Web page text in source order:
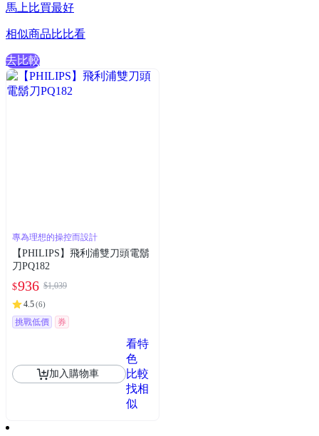
馬上比買最好
相似商品比比看
去比較
專為理想的操控而設計
【PHILIPS】飛利浦雙刀頭電鬍
刀PQ182
$936 $1,039
4.5(6)
挑戰低價 券
加入購物車
看特
色
比較
找相
似